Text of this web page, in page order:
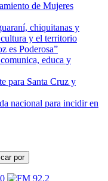
de Mujeres
chiquitanas y
y el territorio
es Poderosa”
educa y
para Santa Cruz y
nacional para incidir en
por